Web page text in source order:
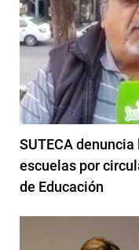
SUTECA
escuelas por
de Educación